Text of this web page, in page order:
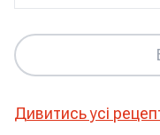
Дивитись усі